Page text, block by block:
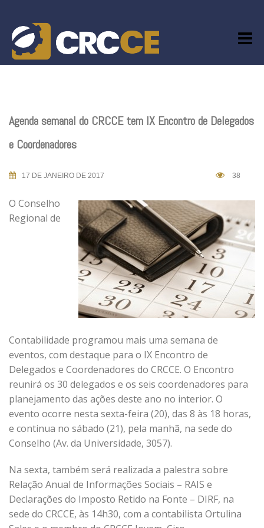
content
Agenda semanal do CRCCE tem IX Encontro de Delegados
e Coordenadores
17 DE JANEIRO DE 2017 38
O Conselho
Regional de
Contabilidade programou mais uma semana de
eventos, com destaque para o IX Encontro de
Delegados e Coordenadores do CRCCE. O Encontro
reunirá os 30 delegados e os seis coordenadores para
planejamento das ações deste ano no interior. O
evento ocorre nesta sexta-feira (20), das 8 às 18 horas,
e continua no sábado (21), pela manhã, na sede do
Conselho (Av. da Universidade, 3057).
Na sexta, também será realizada a palestra sobre
Relação Anual de Informações Sociais – RAIS e
Declarações do Imposto Retido na Fonte – DIRF, na
sede do CRCCE, às 14h30, com a contabilista Ortulina